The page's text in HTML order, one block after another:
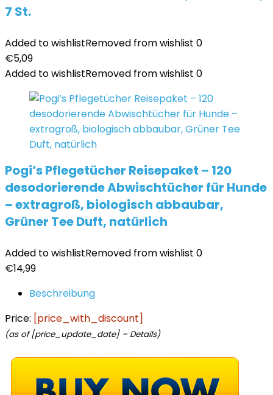
7 St.
Added to wishlistRemoved from wishlist 0
€5,09
Added to wishlistRemoved from wishlist 0
Pogi’s Pflegetücher Reisepaket – 120
desodorierende Abwischtücher für Hunde
– extragroß, biologisch abbaubar,
Grüner Tee Duft, natürlich
Added to wishlistRemoved from wishlist 0
€14,99
Beschreibung
Price: [price_with_discount]
(as of [price_update_date] – Details)